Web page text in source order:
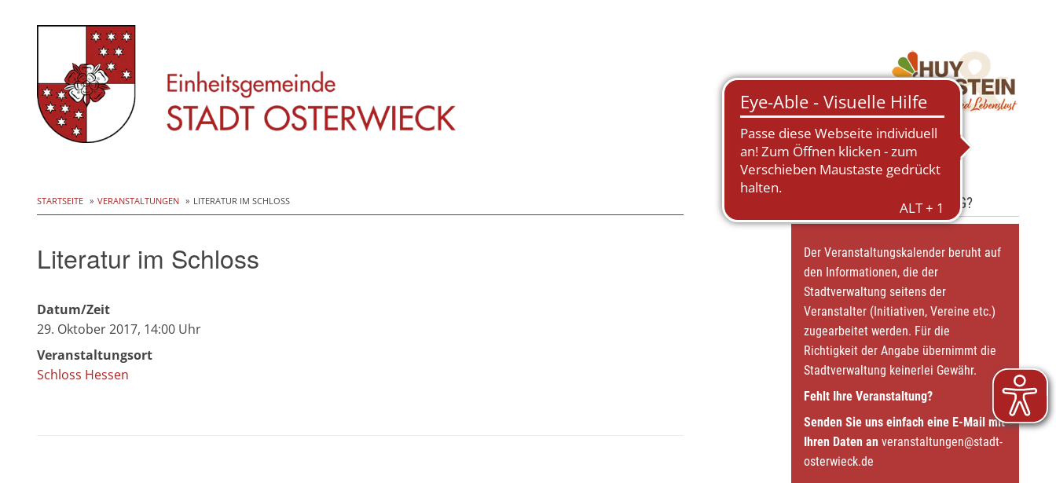
content
STARTSEITE VERANSTALTUNGEN LITERATUR IM SCHLOSS
Literatur im Schloss
Datum/Zeit
29. Oktober 2017, 14:00 Uhr
Veranstaltungsort
Schloss Hessen
FEHLT IHRE VERANSTALTUNG?
Der Veranstaltungskalender beruht auf
den Informationen, die der
Stadtverwaltung seitens der
Veranstalter (Initiativen, Vereine etc.)
zugearbeitet werden. Für die
Richtigkeit der Angabe übernimmt die
Stadtverwaltung keinerlei Gewähr.
Fehlt Ihre Veranstaltung?
Senden Sie uns einfach eine E-Mail mit
Ihren Daten an veranstaltungen@stadt-
osterwieck.de